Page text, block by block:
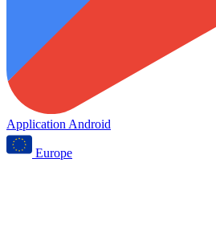
Application Android
Europe